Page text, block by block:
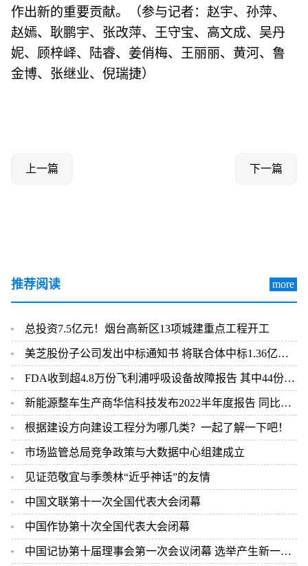
作出新的重要贡献。（参与记者：赵宇、孙萍、
赵嫣、耿鹏宇、张改萍、王守宝、高文成、吴丹
妮、顾梓峄、陆睿、姜俏梅、王丽丽、黄河、鲁
金博、张继业、倪瑞捷）
上一篇 下一篇
推荐阅读 more
总投资7.5亿元！烟台高新区13项城建重点工程开工
美芝股份子公司发出中标通知书 将联合体中标1.36亿元总承包项目
FDA收到超4.8万份飞利浦呼吸设备故障报告 其中44份死亡案例
新能源整车生产商华信科技发布2022半年度报告 同比下滑2.92%
根据建设方向建设工程分为哪几类？一起了解一下吧！
市场监管总局竞争政策与大数据中心组建成立
见证范敬宜与季羡林“近乎神话”的友情
中国文联第十一次全国代表大会闭幕
中国作协第十次全国代表大会闭幕
中国记协第十届理事会第一次会议闭幕 选举产生新一届中国记协领导机构